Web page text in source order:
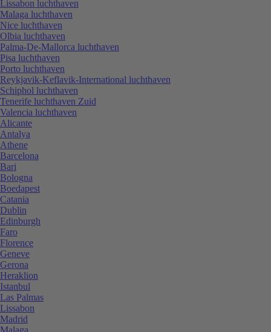
Lissabon luchthaven
Malaga luchthaven
Nice luchthaven
Olbia luchthaven
Palma-De-Mallorca luchthaven
Pisa luchthaven
Porto luchthaven
Reykjavik-Keflavik-International luchthaven
Schiphol luchthaven
Tenerife luchthaven Zuid
Valencia luchthaven
Alicante
Antalya
Athene
Barcelona
Bari
Bologna
Boedapest
Catania
Dublin
Edinburgh
Faro
Florence
Geneve
Gerona
Heraklion
Istanbul
Las Palmas
Lissabon
Madrid
Malaga